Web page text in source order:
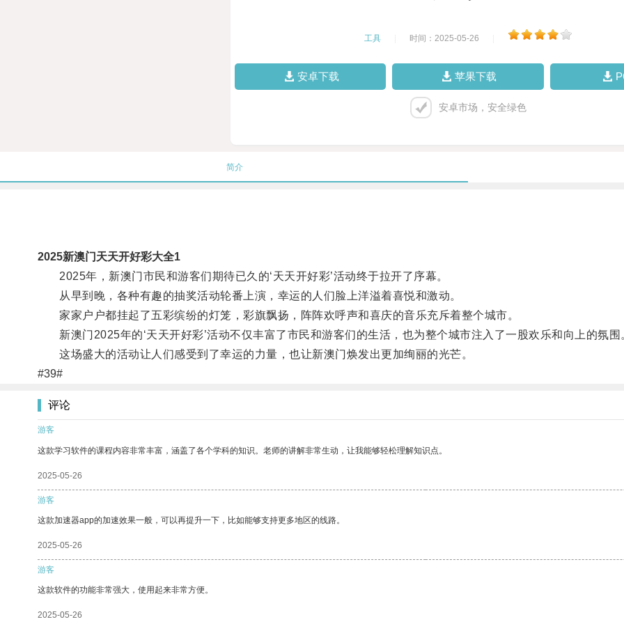
工具 时间：2025-05-26
安卓下载 苹果下载
安卓市场，安全绿色
简介
2025新澳门天天开好彩大全1
2025年，新澳门市民和游客们期待已久的‘天天开好彩’活动终于拉开了序幕。
从早到晚，各种有趣的抽奖活动轮番上演，幸运的人们脸上洋溢着喜悦和激动。
家家户户都挂起了五彩缤纷的灯笼，彩旗飘扬，阵阵欢呼声和喜庆的音乐充斥着整个城市。
新澳门2025年的‘天天开好彩’活动不仅丰富了市民和游客们的生活，也为整个城市注入了一股欢乐和向上的氛围
这场盛大的活动让人们感受到了幸运的力量，也让新澳门焕发出更加绚丽的光芒。
#39#
评论
游客
这款学习软件的课程内容非常丰富，涵盖了各个学科的知识。老师的讲解非常生动，让我能够轻松理解知识点。
2025-05-26
游客
这款加速器app的加速效果一般，可以再提升一下，比如能够支持更多地区的线路。
2025-05-26
游客
这款软件的功能非常强大，使用起来非常方便。
2025-05-26